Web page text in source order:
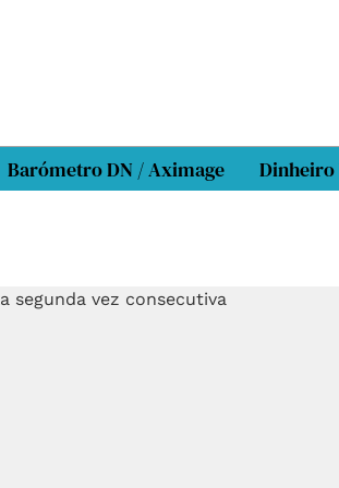
Barómetro DN / Aximage Dinheiro